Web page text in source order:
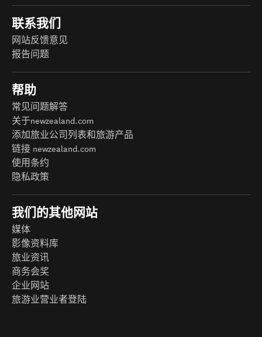
联系我们
网站反馈意见
报告问题
帮助
常见问题解答
关于newzealand.com
添加旅业公司列表和旅游产品
链接 newzealand.com
使用条约
隐私政策
我们的其他网站
媒体
影像资料库
旅业资讯
商务会奖
企业网站
旅游业营业者登陆